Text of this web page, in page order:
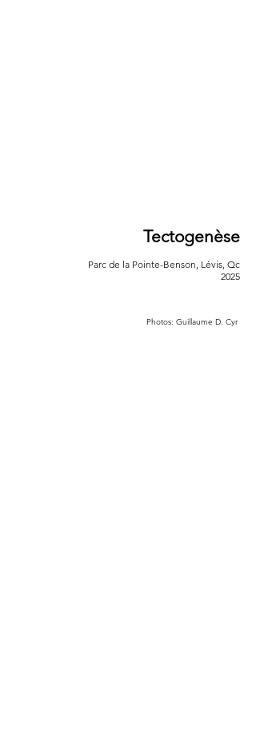
Tectogenèse
Parc de la Pointe-Benson, Lévis, Qc
2025
Photos: Guillaume D. Cyr